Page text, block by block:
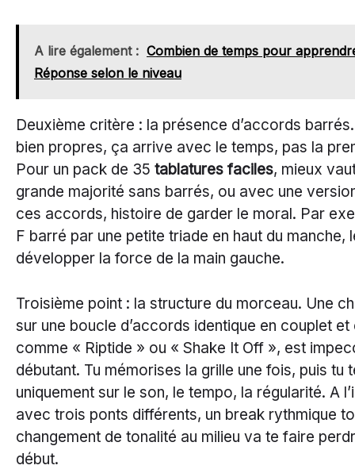
A lire également : Combien de temps pour
Réponse selon le niveau
Deuxième critère : la présence d’accords
bien propres, ça arrive avec le temps, pas la
Pour un pack de 35 tablatures faciles, mieux
grande majorité sans barrés, ou avec une
ces accords, histoire de garder le moral. Par
F barré par une petite triade en haut du manche,
développer la force de la main gauche.
Troisième point : la structure du morceau. Une
sur une boucle d’accords identique en couplet et
comme « Riptide » ou « Shake It Off », est
débutant. Tu mémorises la grille une fois, puis tu
uniquement sur le son, le tempo, la régularité. A
avec trois ponts différents, un break rythmique
changement de tonalité au milieu va te faire
début.